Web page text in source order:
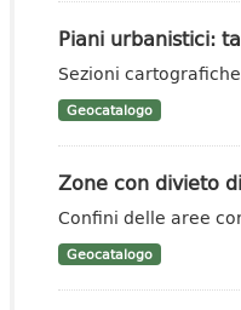
Piani urbanistici:
Sezioni cartografiche
Geocatalogo
Zone con divieto
Confini delle aree
Geocatalogo